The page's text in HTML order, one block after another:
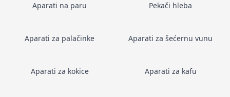
Aparati na paru Pekači hleba
Aparati za palačinke Aparati za šećernu vunu
Aparati za kokice Aparati za kafu